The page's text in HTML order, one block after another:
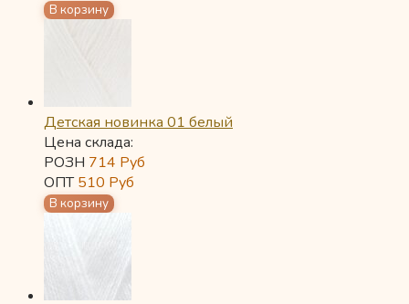
Детская новинка 01 белый
Цена склада:
РОЗН 714 Руб
ОПТ510 Руб